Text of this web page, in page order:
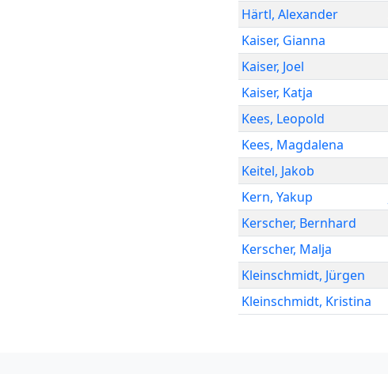
Härtl, Alexander
Kaiser, Gianna
Kaiser, Joel
Kaiser, Katja
Kees, Leopold
Kees, Magdalena
Keitel, Jakob
Kern, Yakup
Kerscher, Bernhard
Kerscher, Malja
Kleinschmidt, Jürgen
Kleinschmidt, Kristina